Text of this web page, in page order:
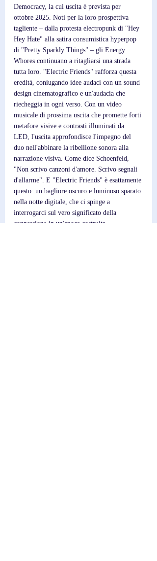
Democracy, la cui uscita è prevista per
ottobre 2025. Noti per la loro prospettiva
tagliente – dalla protesta electropunk di "Hey
Hey Hate" alla satira consumistica hyperpop
di "Pretty Sparkly Things" – gli Energy
Whores continuano a ritagliarsi una strada
tutta loro. "Electric Friends" rafforza questa
eredità, coniugando idee audaci con un sound
design cinematografico e un'audacia che
riecheggia in ogni verso. Con un video
musicale di prossima uscita che promette forti
metafore visive e contrasti illuminati da
LED, l'uscita approfondisce l'impegno del
duo nell'abbinare la ribellione sonora alla
narrazione visiva. Come dice Schoenfeld,
"Non scrivo canzoni d'amore. Scrivo segnali
d'allarme". E "Electric Friends" è esattamente
questo: un bagliore oscuro e luminoso sparato
nella notte digitale, che ci spinge a
interrogarci sul vero significato della
connessione in un'epoca costruita